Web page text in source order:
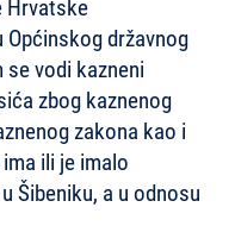
Hrvatske
Općinskog državnog
vodi kazneni
zbog kaznenog
zakona kao i
ili je imalo
Šibeniku, a u odnosu